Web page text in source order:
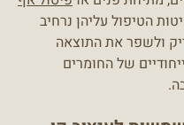
הטיפול עליהן נרחיב
ולשפר את התוצאה
של החומרים